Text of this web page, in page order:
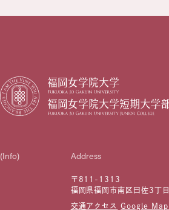
(Info) Address
〒811-1313
福岡県福岡市南区曰佐3丁
交通アクセス Google Map